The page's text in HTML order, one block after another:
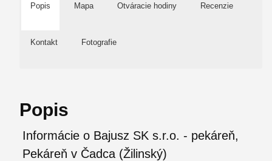
Popis Mapa Otváracie hodiny Recenzie
Kontakt Fotografie
Popis
Informácie o Bajusz SK s.r.o. - pekáreň,
Pekáreň v Čadca (Žilinský)